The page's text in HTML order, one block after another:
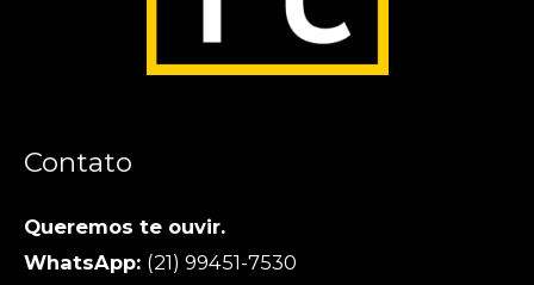
Contato
Queremos te ouvir.
WhatsApp: (21) 99451-7530